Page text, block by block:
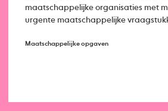
maatschappelijke organisaties met
urgente maatschappelijke
Maatschappelijke opgaven